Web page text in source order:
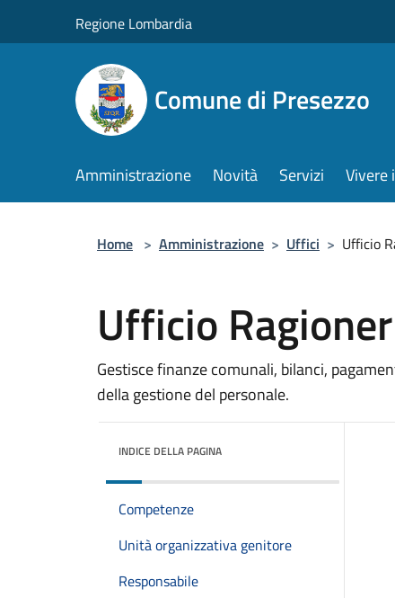
Regione Lombardia
Comune di Presezzo
Amministrazione Novità Servizi Vivere
Home > Amministrazione > Uffici > Ufficio
Ufficio
Gestisce finanze comunali, bilanci,
della gestione del personale.
INDICE DELLA PAGINA
Competenze
Unità organizzativa genitore
Responsabile